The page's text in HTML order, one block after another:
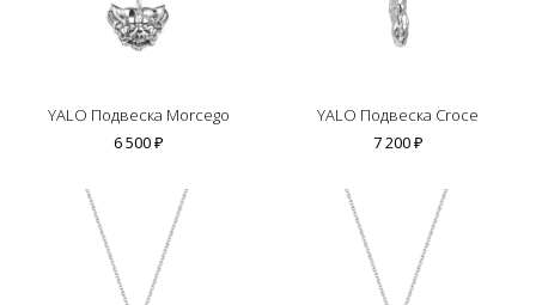
YALO Подвеска Morcego
6 500 ₽
YALO Подвеска Croce
7 200 ₽